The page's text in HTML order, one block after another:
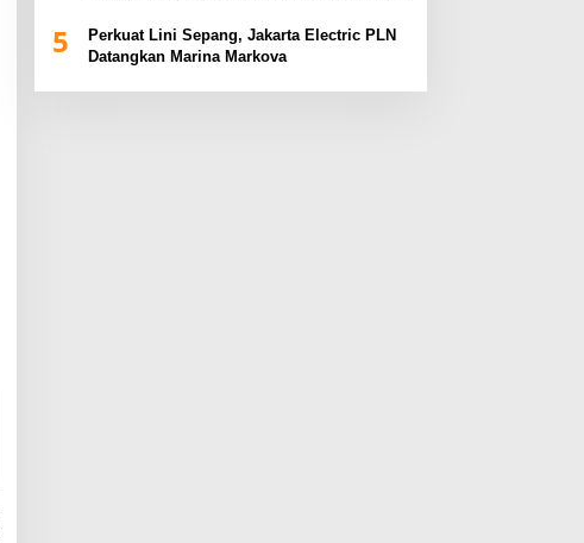
5
Perkuat Lini Sepang, Jakarta Electric PLN
Datangkan Marina Markova